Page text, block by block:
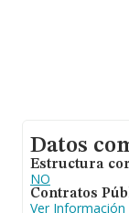
Datos
Estructura
NO
Contratos
Ver Información